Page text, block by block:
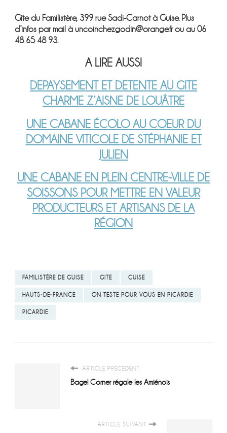
Gîte du Familistère, 399 rue Sadi-Carnot à Guise. Plus
d’infos par mail à uncoinchezgodin@orange.fr ou au 06
48 65 48 93.
A LIRE AUSSI
DEPAYSEMENT ET DETENTE AU GITE
CHARME Z’AISNE DE LOUÂTRE
UNE CABANE ÉCOLO AU COEUR DU
DOMAINE VITICOLE DE STÉPHANIE ET
JULIEN
UNE CABANE EN PLEIN CENTRE-VILLE DE
SOISSONS POUR METTRE EN VALEUR
PRODUCTEURS ET ARTISANS DE LA
RÉGION
FAMILISTÈRE DE GUISE GITE GUISE
HAUTS-DE-FRANCE ON TESTE POUR VOUS EN PICARDIE
PICARDIE
ARTICLE PRÉCÉDENT
Bagel Corner régale les Amiénois
ARTICLE SUIVANT